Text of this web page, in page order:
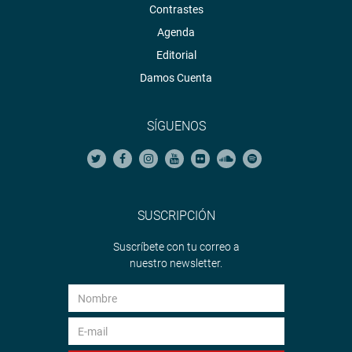
Su mensaje y compromiso ante el Congreso no
demandó más de 15 minutos. Luego de ello se retiró del
congresistas y de los invitados especiales asistentes. En
dispuestas en fila y en medio de la salva de 21
Contrastes
Agenda
Editorial
Damos Cuenta
SÍGUENOS
SUSCRIPCIÓN
Suscríbete con tu correo a
nuestro newsletter.